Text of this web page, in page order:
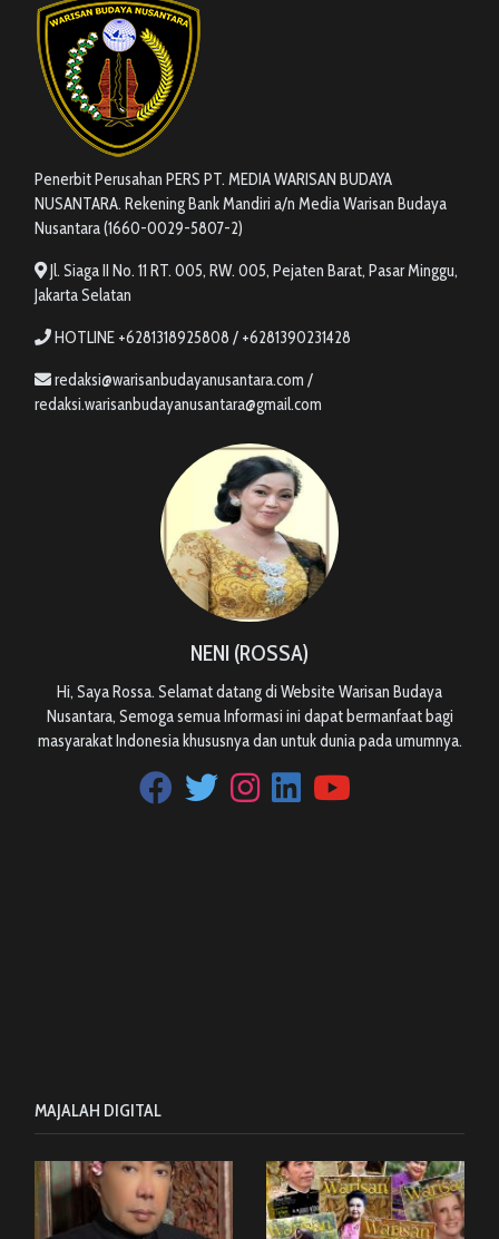
Penerbit Perusahan PERS PT. MEDIA WARISAN BUDAYA
NUSANTARA. Rekening Bank Mandiri a/n Media Warisan Budaya
Nusantara (1660-0029-5807-2)
Jl. Siaga II No. 11 RT. 005, RW. 005, Pejaten Barat, Pasar Minggu,
Jakarta Selatan
HOTLINE +6281318925808 / +6281390231428
redaksi@warisanbudayanusantara.com /
redaksi.warisanbudayanusantara@gmail.com
NENI (ROSSA)
Hi, Saya Rossa. Selamat datang di Website Warisan Budaya
Nusantara, Semoga semua Informasi ini dapat bermanfaat bagi
masyarakat Indonesia khususnya dan untuk dunia pada umumnya.
MAJALAH DIGITAL